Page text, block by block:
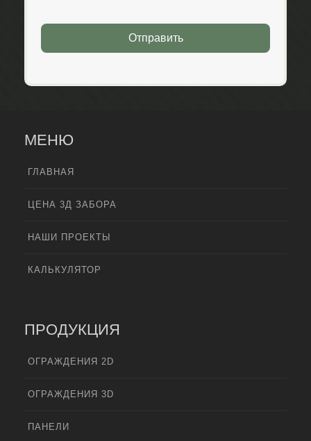
Отправить
МЕНЮ
ГЛАВНАЯ
ЦЕНА 3Д ЗАБОРА
НАШИ ПРОЕКТЫ
КАЛЬКУЛЯТОР
ПРОДУКЦИЯ
ОГРАЖДЕНИЯ 2D
ОГРАЖДЕНИЯ 3D
ПАНЕЛИ